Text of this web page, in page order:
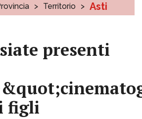
> Territorio > Asti
presenti
figli